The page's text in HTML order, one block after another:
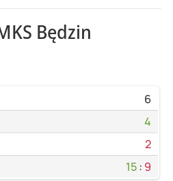
Będzin
6
4
2
15: 9